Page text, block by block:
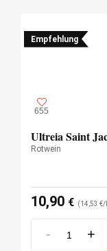
Empfehlung
655
Ultreia Saint
Rotwein
10,90 € (14,53 €/
- +